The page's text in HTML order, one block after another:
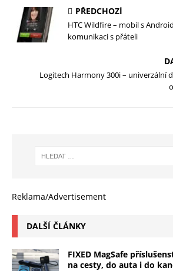
PŘEDCHOZÍ
HTC Wildfire – mobil s
komunikaci s přáteli
Logitech Harmony 300i – univerzální
Reklama/Advertisement
DALŠÍ ČLÁNKY
FIXED MagSafe
na cesty, do auta i do